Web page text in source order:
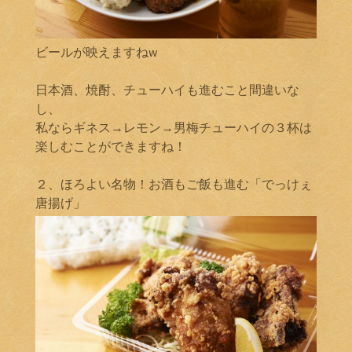
ビールが映えますねw
日本酒、焼酎、チューハイも進むこと間違いな
し、
私ならギネス→レモン→男梅チューハイの３杯は
楽しむことができますね！
２、ほろよい名物！お酒もご飯も進む「でっけぇ
唐揚げ」